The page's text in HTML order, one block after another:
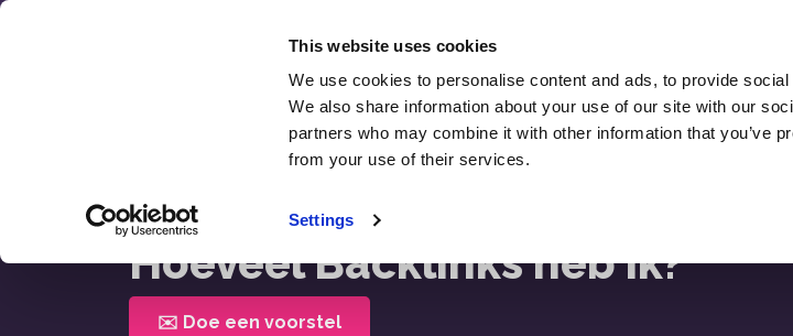
This website uses cookies
We use cookies to personalise content and ads, to provide
We also share information about your use of our site with our
partners who may combine it with other information that you’ve
from your use of their services.
Settings
Overslaan
SEO Downloads SEO Blog
Recensies
Home > Hoeveel Backlinks Heb Ik?
Hoeveel Backlinks heb ik?
✉️ Doe een voorstel